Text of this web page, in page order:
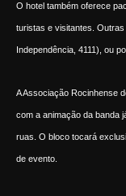
O hotel também oferece
turistas e visitantes.
Independência, 4111), ou
A Associação Rocinhense
com a animação da banda
ruas. O bloco tocará
de evento.